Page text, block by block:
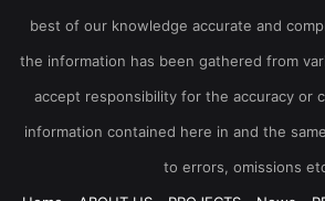
best of our knowledge accurate and
the information has been gathered from
accept responsibility for the accuracy or
information contained here in and the
to errors, omissions